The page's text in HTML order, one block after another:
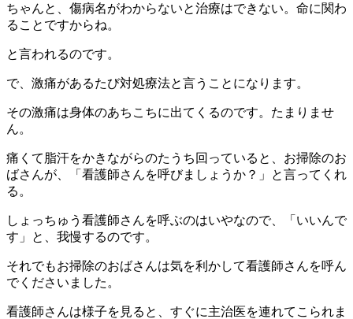
ちゃんと、傷病名がわからないと治療はできない。命に関わ
ることですからね。
と言われるのです。
で、激痛があるたび対処療法と言うことになります。
その激痛は身体のあちこちに出てくるのです。たまりませ
ん。
痛くて脂汗をかきながらのたうち回っていると、お掃除のお
ばさんが、「看護師さんを呼びましょうか？」と言ってくれ
る。
しょっちゅう看護師さんを呼ぶのはいやなので、「いいんで
す」と、我慢するのです。
それでもお掃除のおばさんは気を利かして看護師さんを呼ん
でくださいました。
看護師さんは様子を見ると、すぐに主治医を連れてこられま